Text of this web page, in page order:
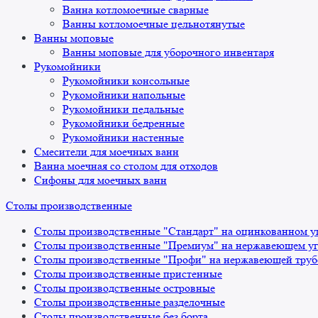
Ванна котломоечные сварные
Ванны котломоечные цельнотянутые
Ванны моповые
Ванны моповые для уборочного инвентаря
Рукомойники
Рукомойники консольные
Рукомойники напольные
Рукомойники педальные
Рукомойники бедренные
Рукомойники настенные
Смесители для моечных ванн
Ванна моечная со столом для отходов
Сифоны для моечных ванн
Столы производственные
Столы производственные "Стандарт" на оцинкованном
Столы производственные "Премиум" на нержавеющем
Столы производственные "Профи" на нержавеющей
Столы производственные пристенные
Столы производственные островные
Столы производственные разделочные